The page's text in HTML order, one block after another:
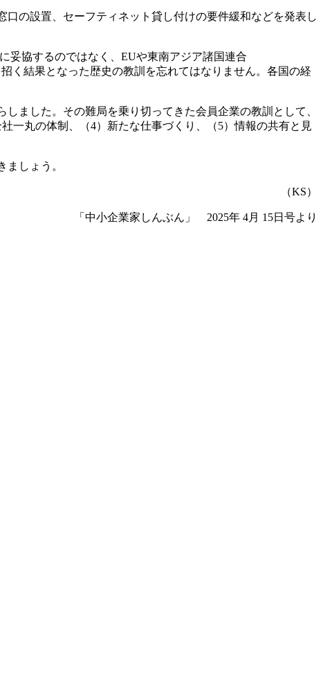
の設置、セーフティネット貸し付けの要件緩和などを発表し
妥協するのではなく、EUや東南アジア諸国連合
く結果となった歴史の教訓を忘れてはなりません。各国の経
ました。その難局を乗り切ってきた会員企業の教訓として、
一丸の体制、（4）新たな仕事づくり、（5）情報の共有と見
しょう。
（KS）
「中小企業家しんぶん」 2025年 4月 15日号より